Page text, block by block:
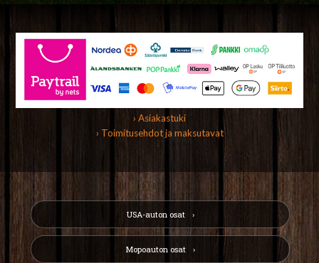
› Asiakastuki
› Toimitusehdot ja maksutavat
USA-auton osat
Mopoauton osat